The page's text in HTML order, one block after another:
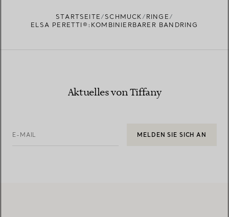
STARTSEITE SCHMUCK
RINGE
ELSA PERETTI®:KOMBINIERBARER BANDRING
Aktuelles von Tiffany
E-MAIL MELDEN SIE SICH AN